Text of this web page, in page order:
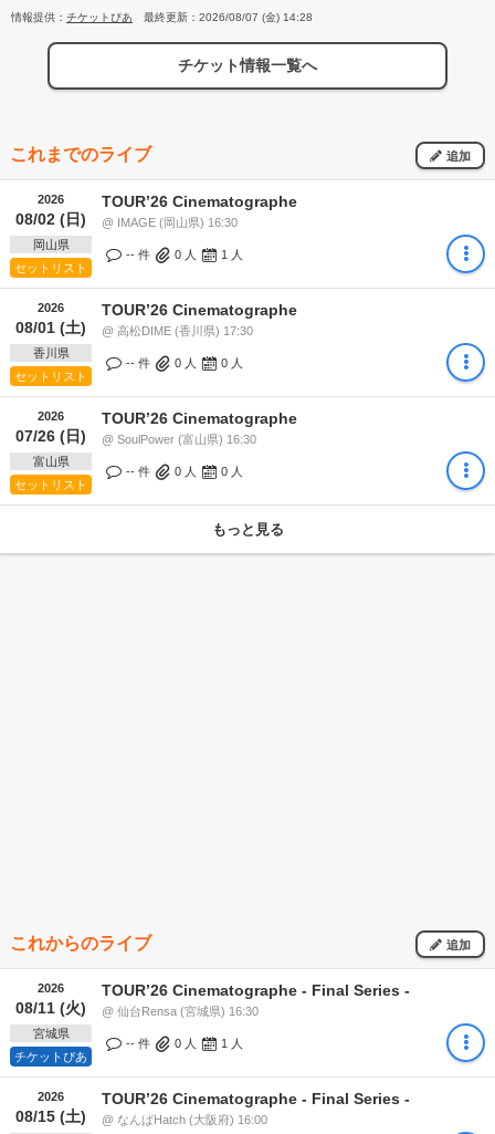
情報提供： チケットぴあ 最終更新：2026/08/07 (金) 14:28
チケット情報一覧へ
これまでのライブ 追加
2026
08/02 (日)
岡山県
セットリスト
TOURʼ26 Cinematographe
@ IMAGE (岡山県) 16:30
-- 件 0 人 1 人
2026
08/01 (土)
香川県
セットリスト
TOURʼ26 Cinematographe
@ 高松DIME (香川県) 17:30
-- 件 0 人 0 人
2026
07/26 (日)
富山県
セットリスト
TOURʼ26 Cinematographe
@ SoulPower (富山県) 16:30
-- 件 0 人 0 人
もっと見る
これからのライブ 追加
2026
08/11 (火)
宮城県
チケットぴあ
TOURʼ26 Cinematographe - Final Series -
@ 仙台Rensa (宮城県) 16:30
-- 件 0 人 1 人
2026
08/15 (土)
TOURʼ26 Cinematographe - Final Series -
@ なんばHatch (大阪府) 16:00